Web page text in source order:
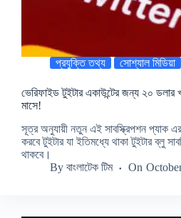
প্রযুক্তি তথ্য সোশ্যাল মিডিয়া
ভেরিফাইড টুইটার একাউন্টের জন্য ২০ ডলার
মাসে!
সূত্র অনুযায়ী নতুন এই সাবস্ক্রিপশন প্যাক
করবে টুইটার যা ইতিমধ্যে থাকা টুইটার ব্লু
থাকবে।
By বাংলাটেক টিম On